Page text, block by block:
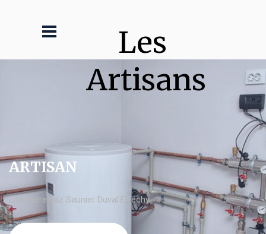
Les
Artisans
ARTISAN
chaudière gaz Saunier Duval Étréchy